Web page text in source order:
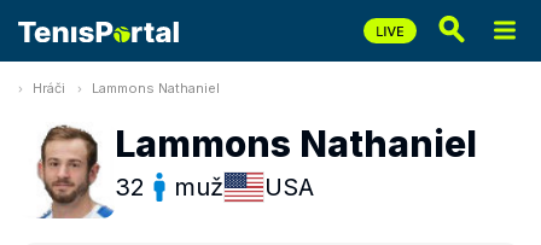
Hráči Lammons Nathaniel
Lammons Nathaniel
32 muž USA